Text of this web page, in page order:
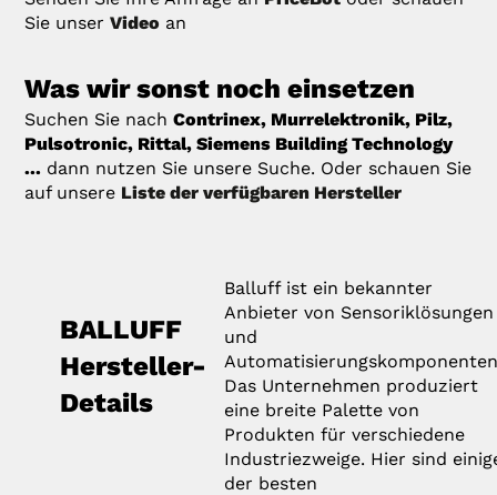
Sie unserVideo an
Was wir sonst noch einsetzen
Suchen Sie nachContrinex, Murrelektronik, Pilz,
Pulsotronic, Rittal, Siemens Building Technology
... dann nutzen Sie unsere Suche. Oder schauen Sie
auf unsere Liste der verfügbaren Hersteller
BALLUFF
Hersteller-
Details
Balluff ist ein bekannter
Anbieter von Sensoriklösungen
und
Das Unternehmen produziert
eine breite Palette von
Produkten für verschiedene
Industriezweige. Hier sind
der besten